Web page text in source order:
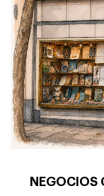
NEGOCIOS